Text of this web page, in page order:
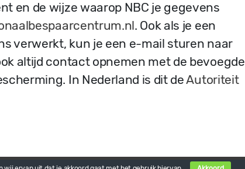
en de wijze waarop NBC je gegevens
. Ook als je een
verwerkt, kun je een e-mail sturen naar
altijd contact opnemen met de bevoegde
In Nederland is dit deAutoriteit
Cookie Statement